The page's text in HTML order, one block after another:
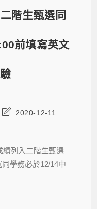
階生甄選同
前填寫英文
2020-12-11
績列入二階生甄選
學務必於12/14中